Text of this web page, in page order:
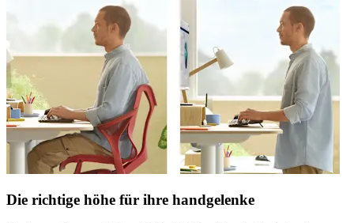
Die richtige höhe für ihre handgelenke